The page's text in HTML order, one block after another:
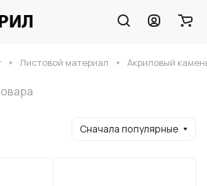
Листовой материал Акриловый
Сначала популярные